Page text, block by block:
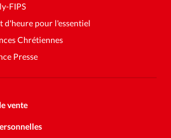
FIPS
d'heure pour l'essentiel
Chrétiennes
Presse
vente